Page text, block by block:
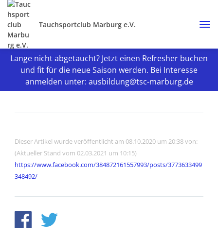
Tauchsportclub Marburg e.V.
Lange nicht abgetaucht? Jetzt einen Refresher buchen
und fit für die neue Saison werden. Bei Interesse
anmelden unter: ausbildung@tsc-marburg.de
Dieser Artikel wurde veröffentlicht am 08.10.2020 um 20:38 von:
(Aktueller Stand vom 02.03.2021 um 10:15)
https://www.facebook.com/384872161557993/posts/3773633499
348492/